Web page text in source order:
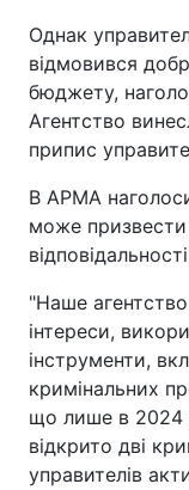
Однак
відмовився
бюджету,
Агентство
припис
В АРМА
може призвести
"Наше
інтереси,
інструменти,
кримінальних
що лише в 2024
відкрито дві
управителів